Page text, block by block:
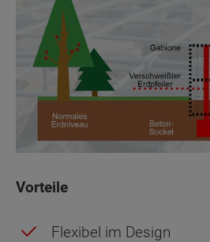
Vorteile
Flexibel im Design